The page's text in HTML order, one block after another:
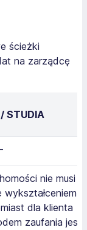
ścieżki
na zarządcę
STUDIA
-
nie musi
dla klienta
zaufania jest